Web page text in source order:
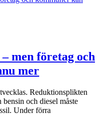
men företag och
mer
Reduktionsplikten
och diesel måste
Under förra